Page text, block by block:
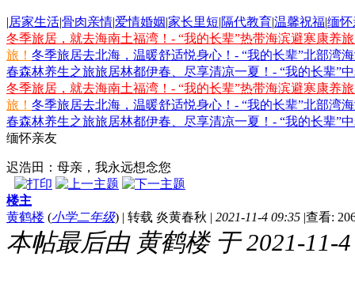
|居家生活|骨肉亲情|爱情婚姻|家长里短|隔代教育|温馨祝福|缅
冬季旅居，就去海南土福湾！- “我的长辈”热带海滨避寒康养
旅！ 冬季旅居去北海，温暖舒适悦身心！- “我的长辈”北部湾
春森林养生之旅旅居林都伊春、尽享清凉一夏！- “我的长辈”
冬季旅居，就去海南土福湾！- “我的长辈”热带海滨避寒康养
旅！ 冬季旅居去北海，温暖舒适悦身心！- “我的长辈”北部湾
春森林养生之旅旅居林都伊春、尽享清凉一夏！- “我的长辈”
缅怀亲友
迟浩田：母亲，我永远想念您
楼主
黄鹤楼 (小学二年级) | 转载 炎黄春秋 | 2021-11-4 09:35 |查看:
本帖最后由 黄鹤楼 于 2021-11-